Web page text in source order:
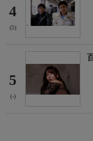
4
(5)
5
(-)